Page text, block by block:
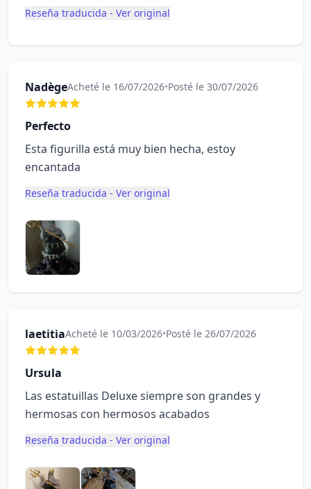
Reseña traducida - Ver original
NadègeAcheté le 16/07/2026•Posté le 30/07/2026
Perfecto
Esta figurilla está muy bien hecha, estoy
encantada
Reseña traducida - Ver original
laetitiaAcheté le 10/03/2026•Posté le 26/07/2026
Ursula
Las estatuillas Deluxe siempre son grandes y
hermosas con hermosos acabados
Reseña traducida - Ver original